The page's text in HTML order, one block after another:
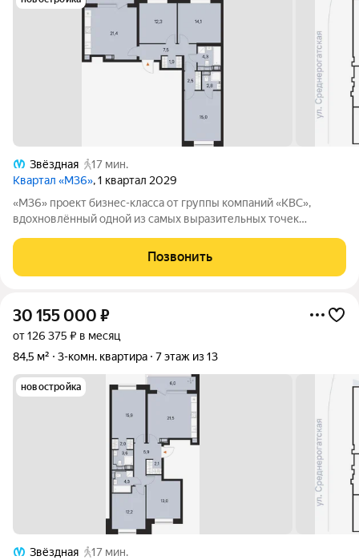
Звёздная
17 мин.
Квартал «М36», 1 квартал 2029
«М36» проект бизнес-класса от группы компаний «КВС»,
вдохновлённый одной из самых выразительных точек
Возничего. В астрономии этот объект символизирует порядок,
точность и уверенность в движении. В
Позвонить
30 155 000 ₽
от 126 375 ₽ в месяц
84,5 м²
3-комн. квартира 7 этаж из 13
новостройка
Звёздная
17 мин.